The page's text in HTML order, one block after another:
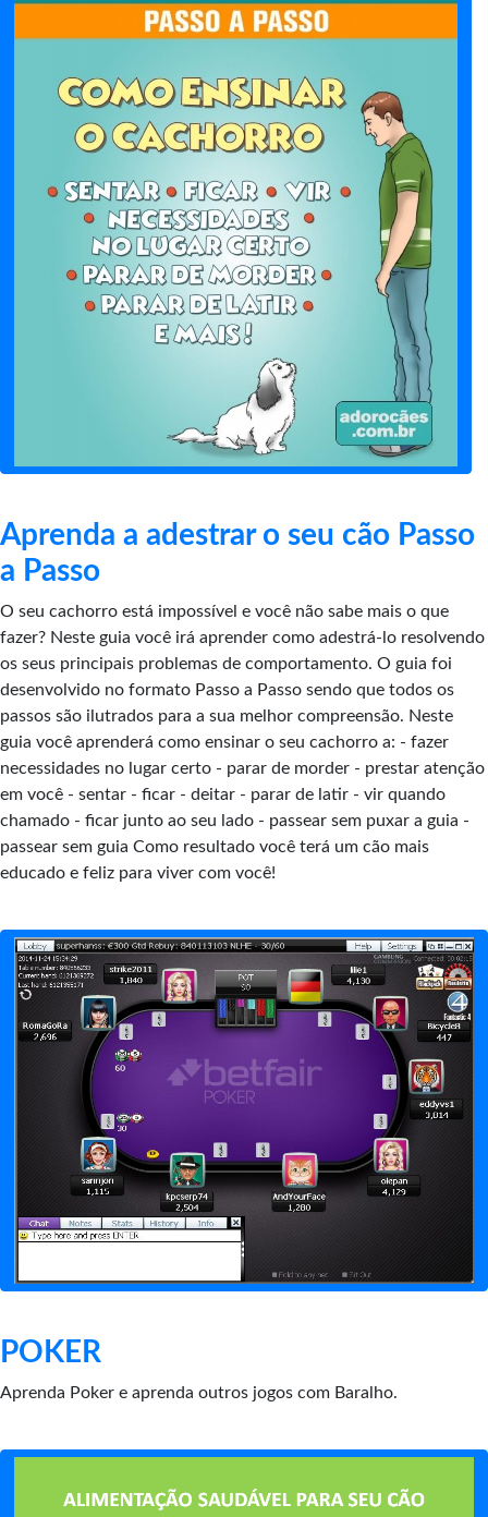
Aprenda a adestrar o seu cão Passo
a Passo
O seu cachorro está impossível e você não sabe mais o que
fazer? Neste guia você irá aprender como adestrá-lo resolvendo
os seus principais problemas de comportamento. O guia foi
desenvolvido no formato Passo a Passo sendo que todos os
passos são ilutrados para a sua melhor compreensão. Neste
guia você aprenderá como ensinar o seu cachorro a: - fazer
necessidades no lugar certo - parar de morder - prestar atenção
em você - sentar - ficar - deitar - parar de latir - vir quando
chamado - ficar junto ao seu lado - passear sem puxar a guia -
passear sem guia Como resultado você terá um cão mais
educado e feliz para viver com você!
POKER
Aprenda Poker e aprenda outros jogos com Baralho.